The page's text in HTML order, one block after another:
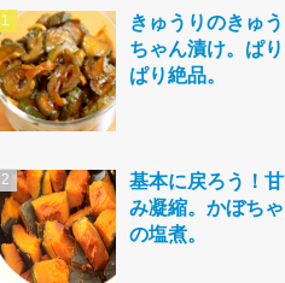
きゅうりのきゅう
ちゃん漬け。ぱり
ぱり絶品。
基本に戻ろう！甘
み凝縮。かぼちゃ
の塩煮。